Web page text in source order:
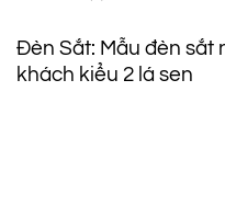
Đèn Sắt: Mẫu đèn sắt
khách kiểu 2 lá sen